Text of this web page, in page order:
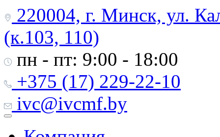
220004, г. Минск, ул.
(к.103, 110)
пн - пт: 9:00 - 18:00
+375 (17) 229-22-10
ivc@ivcmf.by